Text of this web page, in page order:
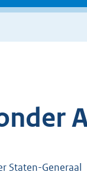
Staten-Generaal